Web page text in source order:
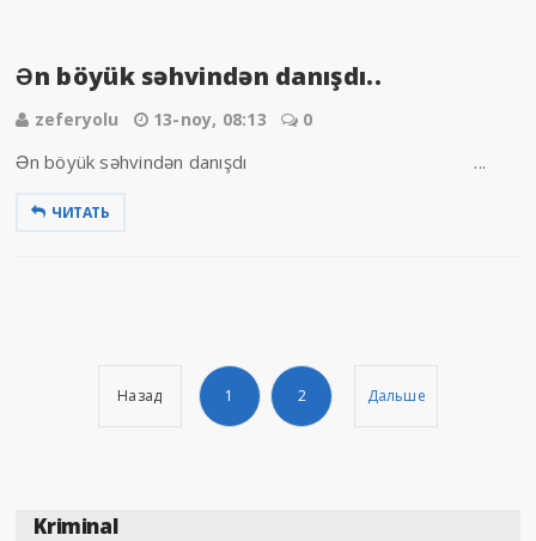
Ən böyük səhvindən danışdı..
zeferyolu 13-noy, 08:13 0
Ən böyük səhvindən danışdı ...
ЧИТАТЬ
Назад 1 2 Дальше
Kriminal